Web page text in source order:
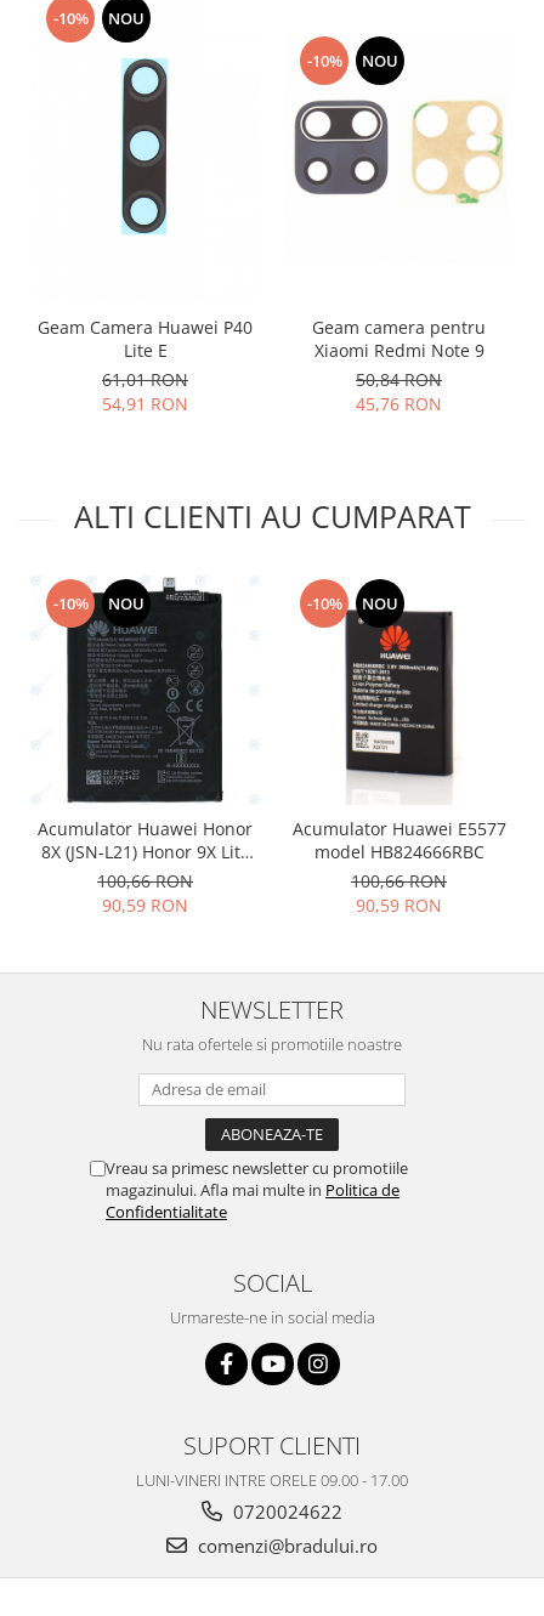
Nokia
Samsung
Google
Sony
Touchscreen Huawei
Touchscreen Lenovo
Touchscreen Samsung
Vodafone
Wiko
ZTE
-10% NOU
Geam Camera Huawei P40
Lite E
61,01 RON
54,91 RON
-10% NOU
Geam camera pentru
Xiaomi Redmi Note 9
50,84 RON
45,76 RON
ALTI CLIENTI AU CUMPARAT
-10% NOU
Acumulator Huawei Honor
8X (JSN-L21) Honor 9X Lite
(STK-LX1) HB386590ECW
3750mAh 24022735
100,66 RON
90,59 RON
-10% NOU
Acumulator Huawei E5577
model HB824666RBC
100,66 RON
90,59 RON
NEWSLETTER
Nu rata ofertele si promotiile noastre
Vreau sa primesc newsletter cu promotiile
magazinului. Afla mai multe in Politica de
Confidentialitate
SOCIAL
Urmareste-ne in social media
SUPORT CLIENTI
LUNI-VINERI INTRE ORELE 09.00 - 17.00
0720024622
comenzi@bradului.ro